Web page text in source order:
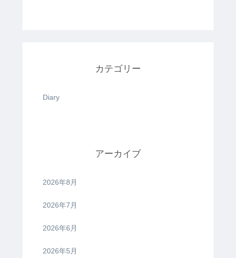
カテゴリー
Diary
アーカイブ
2026年8月
2026年7月
2026年6月
2026年5月